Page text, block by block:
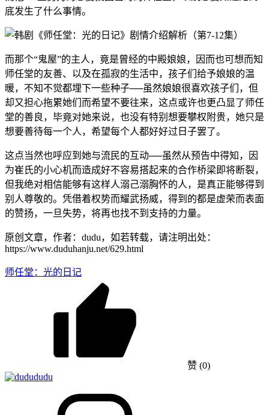
底发生了什么事情。
而那个“鬼屋”的主人，竟是曾经的中殿娘娘，因而也可想而知
师任堂的友善、以及在孤寂的生活中，孩子们给予娘娘的温
暖，不知不觉都埋下一些种子──虽然娘娘很喜欢孩子们，但
却又担心拖累她们而希望不要往来，这点或许也更凸显了师任
堂的善良，毕竟对她来说，也没有特别想要攀权附贵，她只是
想要善待每一个人，希望每个人都好好过日子罢了。
这点当然也呼应到她与流民的互动──虽然从预告中得知，因
为崔氏的小心机而造成好不容易搭起来的合作桥梁即将断裂，
但我绝对相信能够有这样人溺己溺胸怀的人，是真正能够得到
别人尊敬的。凭借着权势而耀武扬威，得到的都是虚荣而表面
的赞扬，一旦失势，将再也找不到支持的力量。
原创文章，作者：dudu，如若转载，请注明出处：
https://www.duduhanju.net/629.html
师任堂：光的日记
赞 (0)
dudu